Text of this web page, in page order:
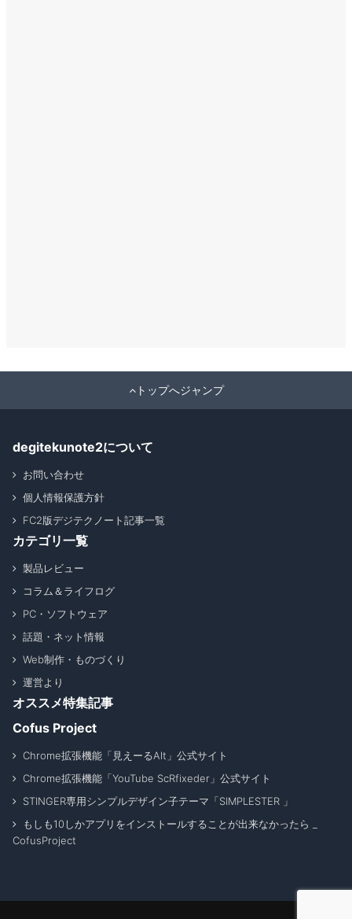
トップへジャンプ
degitekunote2について
お問い合わせ
個人情報保護方針
FC2版デジテクノート記事一覧
カテゴリ一覧
製品レビュー
コラム＆ライフログ
PC・ソフトウェア
話題・ネット情報
Web制作・ものづくり
運営より
オススメ特集記事
Cofus Project
Chrome拡張機能「見えーるAlt」公式サイト
Chrome拡張機能「YouTube ScRfixeder」公式サイト
STINGER専用シンプルデザイン子テーマ「SIMPLESTER 」
もしも10しかアプリをインストールすることが出来なかったら _
CofusProject